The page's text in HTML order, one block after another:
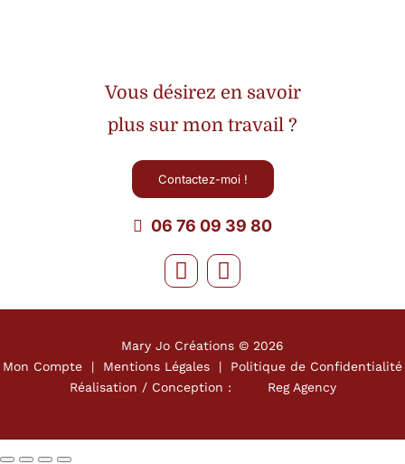
Vous désirez en savoir
plus sur mon travail ?
Contactez-moi !
06 76 09 39 80
Mary Jo Créations © 2026
Mon Compte | Mentions Légales | Politique de Confidentialité
Réalisation / Conception :
Reg Agency